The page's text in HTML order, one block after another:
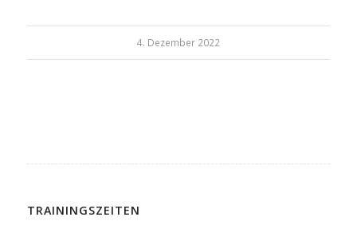
4. Dezember 2022
TRAININGSZEITEN